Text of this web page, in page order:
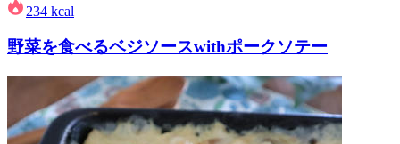
234 kcal
野菜を食べるベジソースwithポークソテー